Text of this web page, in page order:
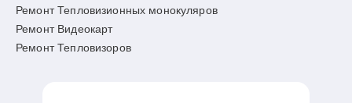
Ремонт Тепловизионных монокуляров
Ремонт Видеокарт
Ремонт Тепловизоров